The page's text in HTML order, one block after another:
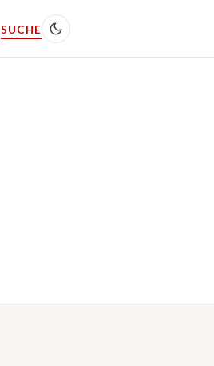
SUCHE